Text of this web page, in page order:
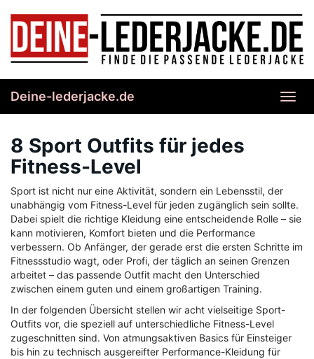
content
Deine-lederjacke.de
8 Sport Outfits für jedes
Fitness-Level
Sport ist nicht nur eine Aktivität, sondern ein Lebensstil, der
unabhängig vom Fitness-Level für jeden zugänglich sein sollte.
Dabei spielt die richtige Kleidung eine entscheidende Rolle – sie
kann motivieren, Komfort bieten und die Performance
verbessern. Ob Anfänger, der gerade erst die ersten Schritte im
Fitnessstudio wagt, oder Profi, der täglich an seinen Grenzen
arbeitet – das passende Outfit macht den Unterschied
zwischen einem guten und einem großartigen Training.
In der folgenden Übersicht stellen wir acht vielseitige Sport-
Outfits vor, die speziell auf unterschiedliche Fitness-Level
zugeschnitten sind. Von atmungsaktiven Basics für Einsteiger
bis hin zu technisch ausgereifter Performance-Kleidung für